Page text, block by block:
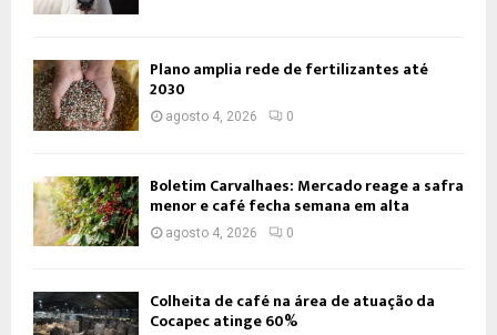
Plano amplia rede de fertilizantes até
2030
agosto 4, 2026 0
Boletim Carvalhaes: Mercado reage a safra
menor e café fecha semana em alta
agosto 4, 2026 0
Colheita de café na área de atuação da
Cocapec atinge 60%